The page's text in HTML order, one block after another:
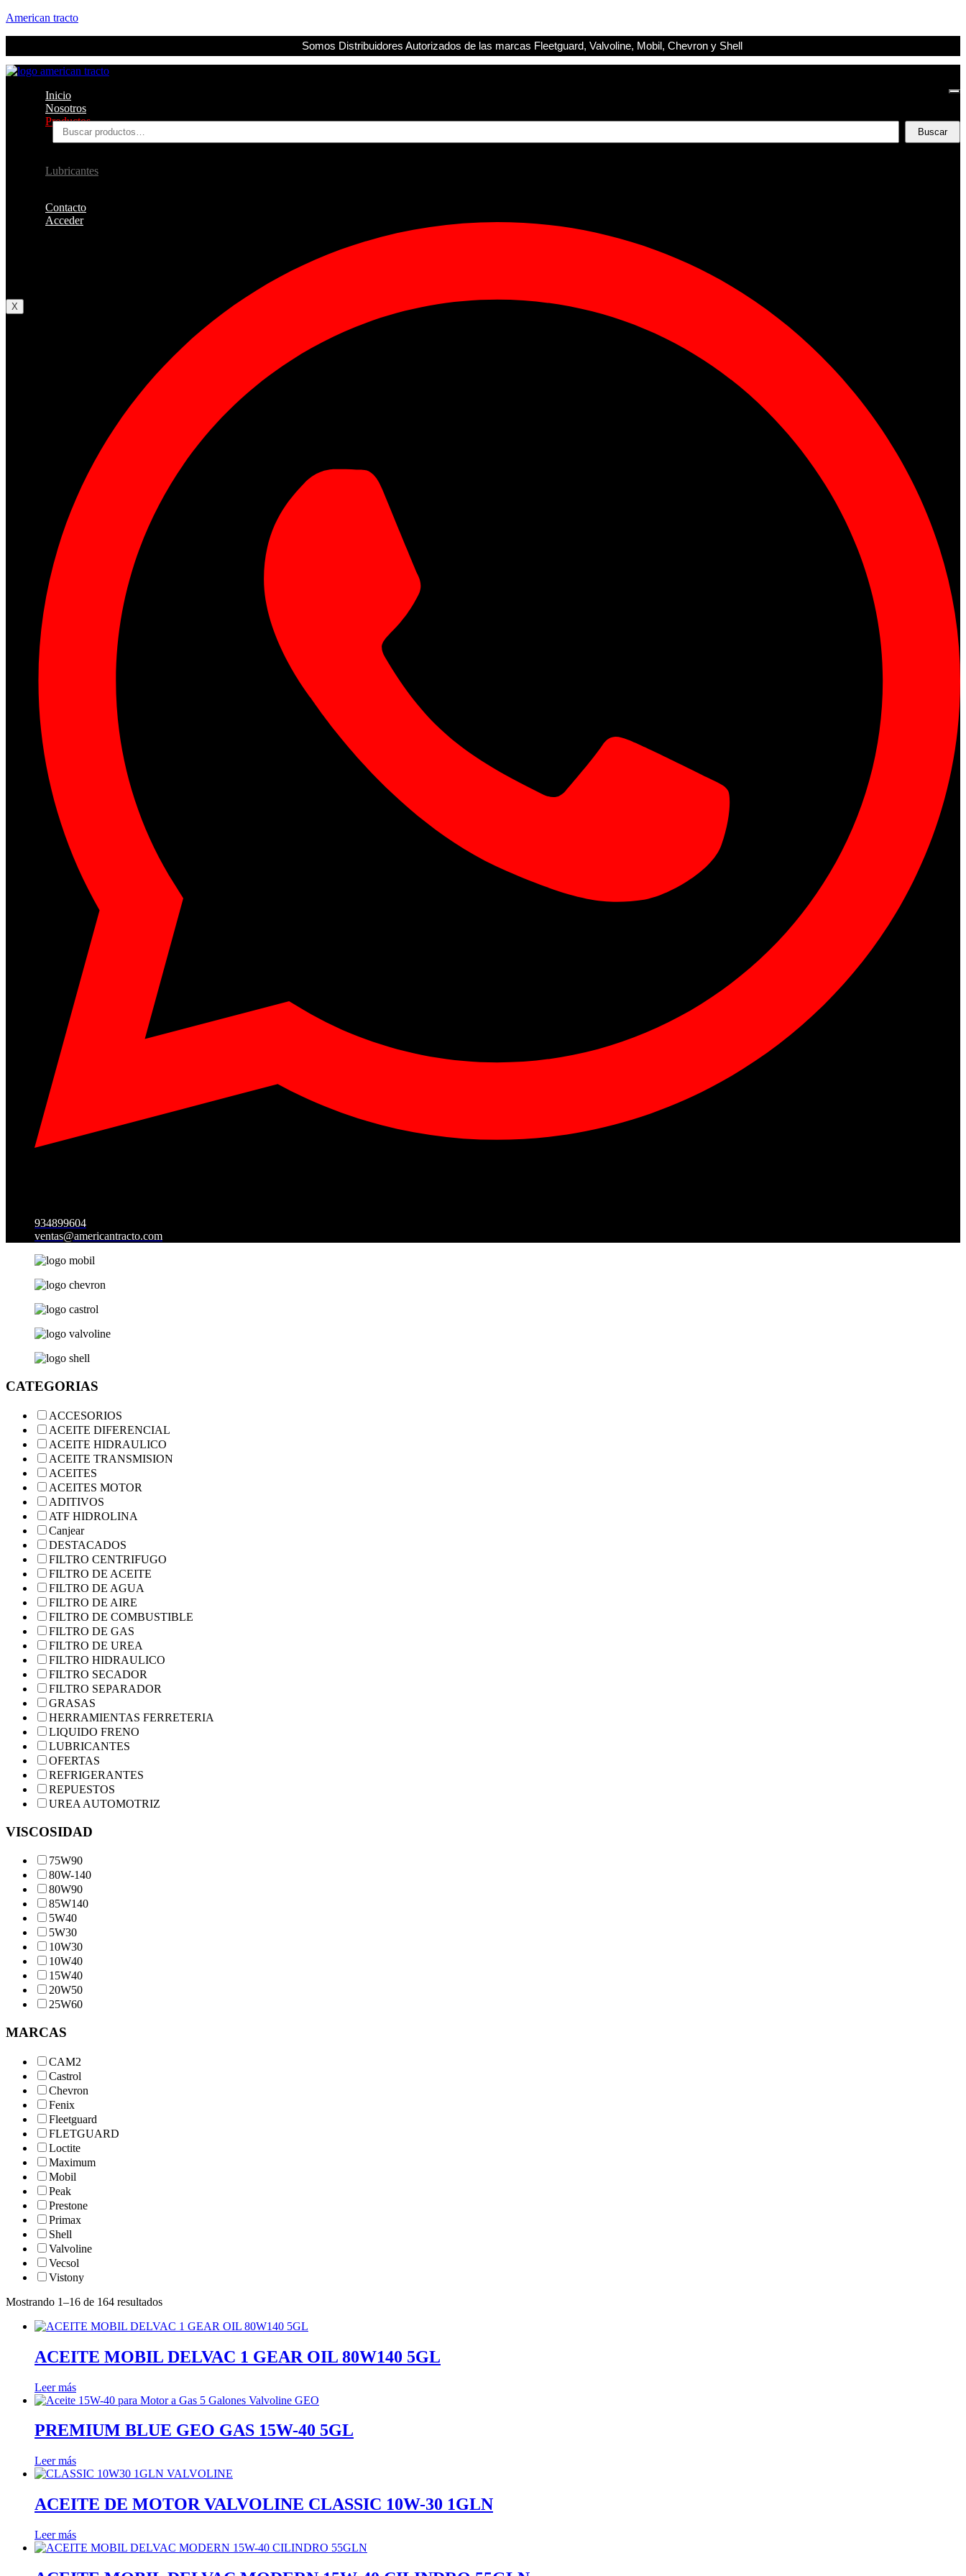
American tracto
Somos Distribuidores Autorizados de las marcas Fleetguard, Valvoline, Mobil, Chevron y Shell
Inicio
Nosotros
Productos
Filtros
Lubricantes
Contacto
Acceder
X
Buscar
934899604
ventas@americantracto.com
CATEGORIAS
ACCESORIOS
ACEITE DIFERENCIAL
ACEITE HIDRAULICO
ACEITE TRANSMISION
ACEITES
ACEITES MOTOR
ADITIVOS
ATF HIDROLINA
Canjear
DESTACADOS
FILTRO CENTRIFUGO
FILTRO DE ACEITE
FILTRO DE AGUA
FILTRO DE AIRE
FILTRO DE COMBUSTIBLE
FILTRO DE GAS
FILTRO DE UREA
FILTRO HIDRAULICO
FILTRO SECADOR
FILTRO SEPARADOR
GRASAS
HERRAMIENTAS FERRETERIA
LIQUIDO FRENO
LUBRICANTES
OFERTAS
REFRIGERANTES
REPUESTOS
UREA AUTOMOTRIZ
VISCOSIDAD
75W90
80W-140
80W90
85W140
5W40
5W30
10W30
10W40
15W40
20W50
25W60
MARCAS
CAM2
Castrol
Chevron
Fenix
Fleetguard
FLETGUARD
Loctite
Maximum
Mobil
Peak
Prestone
Primax
Shell
Valvoline
Vecsol
Vistony
Mostrando 1–16 de 164 resultados
ACEITE MOBIL DELVAC 1 GEAR OIL 80W140 5GL
Leer más
PREMIUM BLUE GEO GAS 15W-40 5GL
Leer más
ACEITE DE MOTOR VALVOLINE CLASSIC 10W-30 1GLN
Leer más